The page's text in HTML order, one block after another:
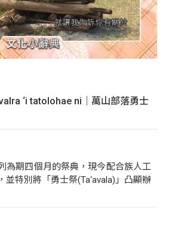
‘i tatolohae ni｜萬山部落勇士
為期四個月的祭典，現今配合族人工
並特別將「勇士祭(Ta‘avala)」凸顯辦